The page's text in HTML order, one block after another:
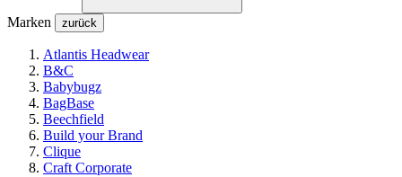
Marken zurück
Atlantis Headwear
B&C
Babybugz
BagBase
Beechfield
Build your Brand
Clique
Craft Corporate